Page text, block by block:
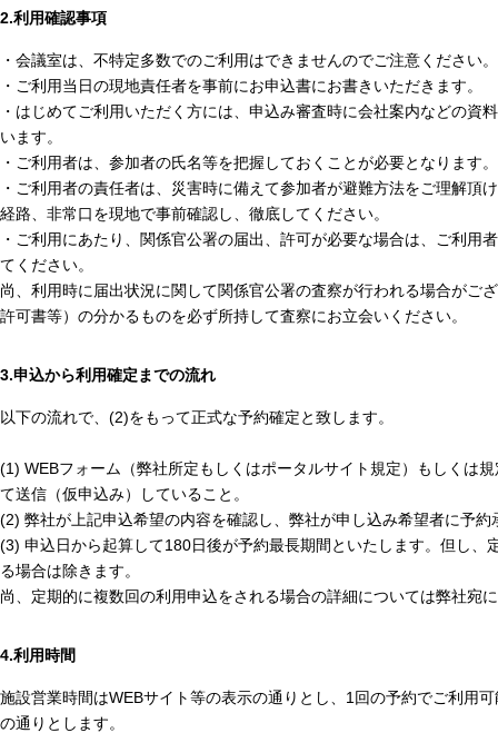
2.利用確認事項
・会議室は、不特定多数でのご利用はできませんのでご注意ください。
・ご利用当日の現地責任者を事前にお申込書にお書きいただきます。
・はじめてご利用いただく方には、申込み審査時に会社案内などの資
います。
・ご利用者は、参加者の氏名等を把握しておくことが必要となります。
・ご利用者の責任者は、災害時に備えて参加者が避難方法をご理解頂
経路、非常口を現地で事前確認し、徹底してください。
・ご利用にあたり、関係官公署の届出、許可が必要な場合は、ご利用
てください。
尚、利用時に届出状況に関して関係官公署の査察が行われる場合がご
許可書等）の分かるものを必ず所持して査察にお立会いください。
3.申込から利用確定までの流れ
以下の流れで、(2)をもって正式な予約確定と致します。
(1) WEBフォーム（弊社所定もしくはポータルサイト規定）もしくは
て送信（仮申込み）していること。
(2) 弊社が上記申込希望の内容を確認し、弊社が申し込み希望者に予
(3) 申込日から起算して180日後が予約最長期間といたします。但し、
る場合は除きます。
尚、定期的に複数回の利用申込をされる場合の詳細については弊社宛
4.利用時間
施設営業時間はWEBサイト等の表示の通りとし、1回の予約でご利用
の通りとします。